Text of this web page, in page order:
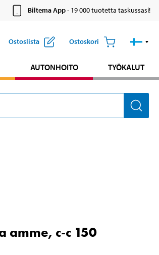
Biltema App- 19 000 tuotetta taskussasi!
Ostoslista Ostoskori
AUTONHOITO TYÖKALUT
amme, c-c 150